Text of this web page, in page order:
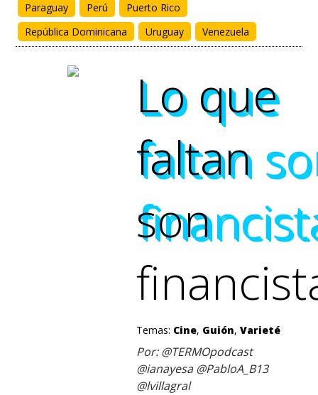
Paraguay
Perú
Puerto Rico
República Dominicana
Uruguay Venezuela
Lo que
faltan
son
Lo que
faltan
Lo que
faltan
Lo que
faltan
Temas: Cine, Guión, Varieté
Por: @TERMOpodcast
@ianayesa @PabloA_B13
@lvillagral